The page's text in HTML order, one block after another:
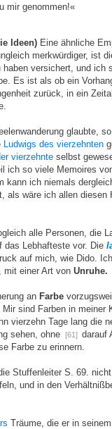
mir genommen!«
Ideen) Eine ähnliche
merkwürdiger, ist
versichert, und ich
Es ist als ob ein
zurück, in ein
glaubte,
Ludwigs des vierzehnten
vierzehnte selbst
ich so viele Memoires
kann ich niemals
als wäre ich allen diesen
alle Personen, die
das Lebhafteste vor. Die
auf mich, wie Dido.
mit einer Art von Unruhe.
an Farbe
sind Farben in meiner
vierzehn Tage lang die
sehen, ohne
[61] darauf
Farbe zu erinnern.
Stuffenleiter S. 69.
und in den
Träume, die er in